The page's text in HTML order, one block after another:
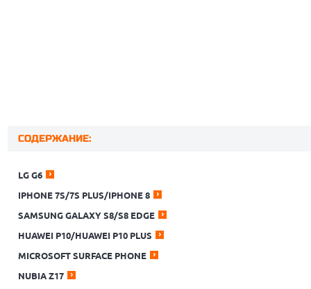
СОДЕРЖАНИЕ:
LG G6
IPHONE 7S/7S PLUS/IPHONE 8
SAMSUNG GALAXY S8/S8 EDGE
HUAWEI P10/HUAWEI P10 PLUS
MICROSOFT SURFACE PHONE
NUBIA Z17